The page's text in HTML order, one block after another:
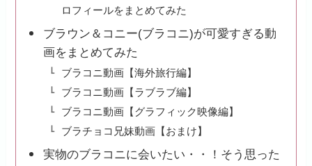
ロフィールをまとめてみた
ブラウン＆コニー(ブラコニ)が可愛すぎる動
画をまとめてみた
ブラコニ動画【海外旅行編】
ブラコニ動画【ラブラブ編】
ブラコニ動画【グラフィック映像編】
ブラチョコ兄妹動画【おまけ】
実物のブラコニに会いたい・・！そう思った